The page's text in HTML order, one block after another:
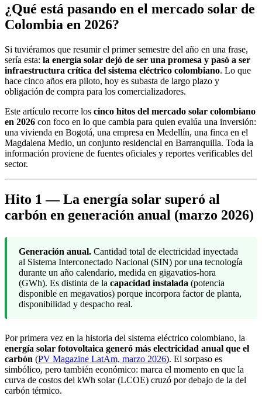
¿Qué está pasando en el mercado solar de
Colombia en 2026?
Si tuviéramos que resumir el primer semestre del año en una frase,
sería esta: la energía solar dejó de ser una promesa y pasó a ser
infraestructura crítica del sistema eléctrico colombiano. Lo que
hace cinco años era piloto, hoy es subasta de largo plazo y
obligación de compra para los comercializadores.
Este artículo recorre los cinco hitos del mercado solar colombiano
en 2026 con foco en lo que cambia para quien evalúa una inversión:
una vivienda en Bogotá, una empresa en Medellín, una finca en el
Magdalena Medio, un conjunto residencial en Barranquilla. Toda la
información proviene de fuentes oficiales y reportes verificables del
sector.
Hito 1 — La energía solar superó al
carbón en generación anual (marzo 2026)
Generación anual. Cantidad total de electricidad inyectada
al Sistema Interconectado Nacional (SIN) por una tecnología
durante un año calendario, medida en gigavatios-hora
(GWh). Es distinta de la capacidad instalada (potencia
disponible en megavatios) porque incorpora factor de planta,
disponibilidad y despacho real.
Por primera vez en la historia del sistema eléctrico colombiano, la
energía solar fotovoltaica generó más electricidad anual que el
carbón (PV Magazine LatAm, marzo 2026). El sorpaso es
simbólico, pero también económico: marca el momento en que la
curva de costos del kWh solar (LCOE) cruzó por debajo de la del
carbón térmico.